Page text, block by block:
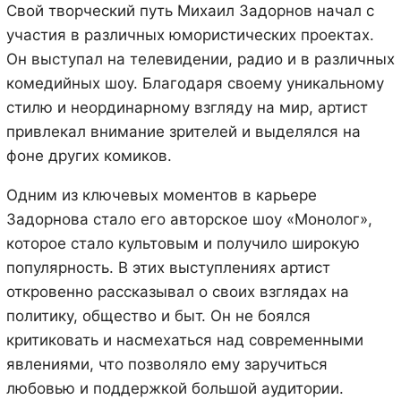
Свой творческий путь Михаил Задорнов начал с
участия в различных юмористических проектах.
Он выступал на телевидении, радио и в различных
комедийных шоу. Благодаря своему уникальному
стилю и неординарному взгляду на мир, артист
привлекал внимание зрителей и выделялся на
фоне других комиков.
Одним из ключевых моментов в карьере
Задорнова стало его авторское шоу «Монолог»,
которое стало культовым и получило широкую
популярность. В этих выступлениях артист
откровенно рассказывал о своих взглядах на
политику, общество и быт. Он не боялся
критиковать и насмехаться над современными
явлениями, что позволяло ему заручиться
любовью и поддержкой большой аудитории.